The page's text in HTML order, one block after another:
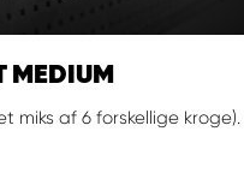
MEDIUM
miks af 6 forskellige kroge).